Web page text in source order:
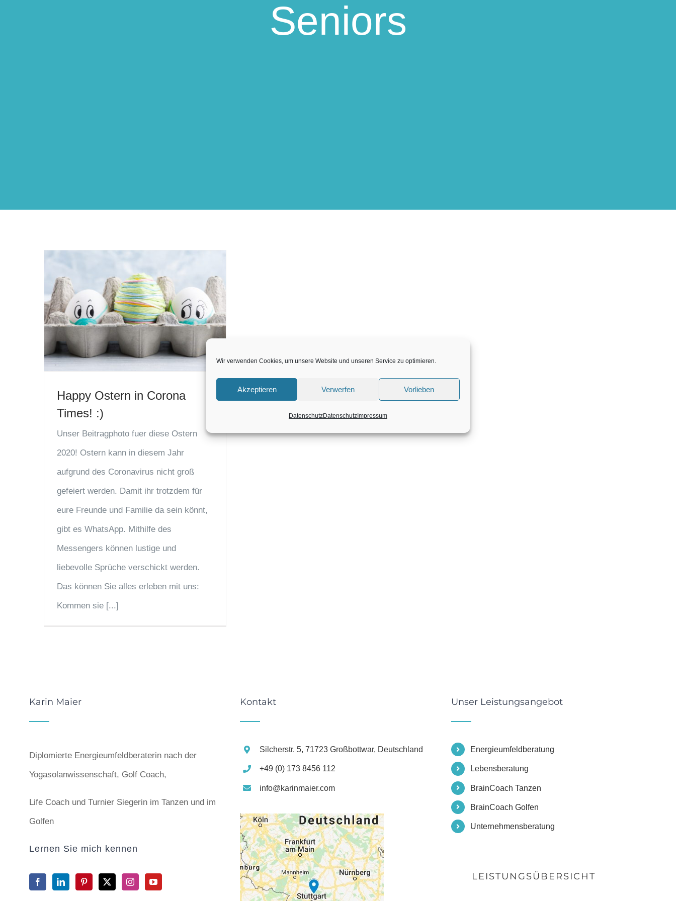
Wir verwenden Cookies, um unsere Website und unseren Service zu optimieren.
Akzeptieren Verwerfen Vorlieben
DatenschutzDatenschutz Impressum
Seniors
Happy Ostern in Corona
Times! :)
Unser Beitragphoto fuer diese Ostern
2020! Ostern kann in diesem Jahr
aufgrund des Coronavirus nicht groß
gefeiert werden. Damit ihr trotzdem für
eure Freunde und Familie da sein könnt,
gibt es WhatsApp. Mithilfe des
Messengers können lustige und
liebevolle Sprüche verschickt werden.
Das können Sie alles erleben mit uns:
Kommen sie [...]
Karin Maier
Diplomierte Energieumfeldberaterin nach der
Yogasolanwissenschaft, Golf Coach,
Life Coach und Turnier Siegerin im Tanzen und im
Golfen
Lernen Sie mich kennen
Kontakt
Silcherstr. 5, 71723 Großbottwar, Deutschland
+49 (0) 173 8456 112
info@karinmaier.com
Unser Leistungsangebot
Energieumfeldberatung
Lebensberatung
BrainCoach Tanzen
BrainCoach Golfen
Unternehmensberatung
LEISTUNGSÜBERSICHT